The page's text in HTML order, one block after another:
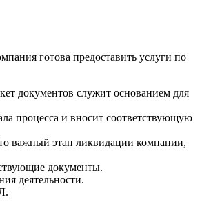
готова предоставить услуги по
документов служит основанием для
процесса и вносит соответствующую
важный этап ликвидации компании,
документы.
деятельности.